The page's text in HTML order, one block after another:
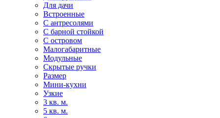
Для дачи
Встроенные
С антресолями
С барной стойкой
С островом
Малогабаритные
Модульные
Скрытые ручки
Размер
Мини-кухни
Узкие
3 кв. м.
5 кв. м.